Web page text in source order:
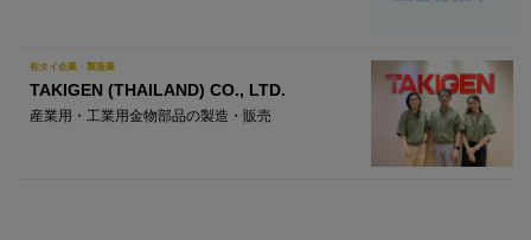
在タイ企業・製造業
TAKIGEN (THAILAND) CO., LTD.
産業用・工業用金物部品の製造・販売